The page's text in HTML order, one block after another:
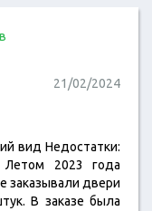
21/02/2024
вид Недостатки:
Летом 2023 года
заказывали двери
В заказе была